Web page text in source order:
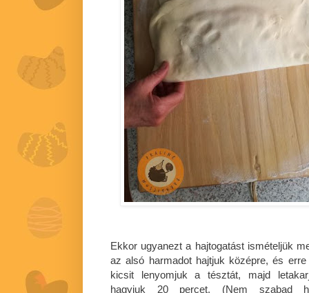
Ekkor ugyanezt a hajtogatást ismételjük
az alsó harmadot hajtjuk középre, és
kicsit lenyomjuk a tésztát, majd
hagyjuk 20 percet. (Nem szabad